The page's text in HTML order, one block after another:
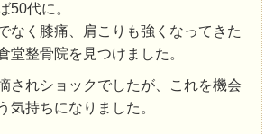
50代に。
なく膝痛、肩こりも強くなってきた
堂整骨院を見つけました。
されショックでしたが、これを機会
気持ちになりました。